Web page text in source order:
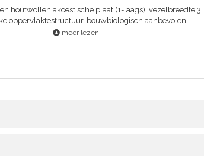
houtwollen akoestische plaat (1-laags), vezelbreedte 3
oppervlaktestructuur, bouwbiologisch aanbevolen.
meer lezen